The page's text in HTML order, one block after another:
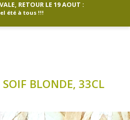
RETOUR LE 19 AOUT :
été à tous !!!
SOIF BLONDE, 33CL